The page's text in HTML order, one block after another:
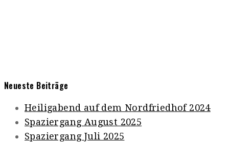
Neueste Beiträge
Heiligabend auf dem Nordfriedhof 2024
Spaziergang August 2025
Spaziergang Juli 2025